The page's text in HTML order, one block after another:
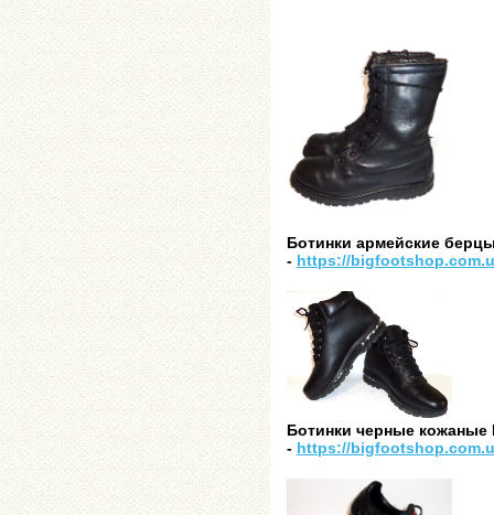
Ботинки армейские
- https://
Ботинки черные кожаные
- https://